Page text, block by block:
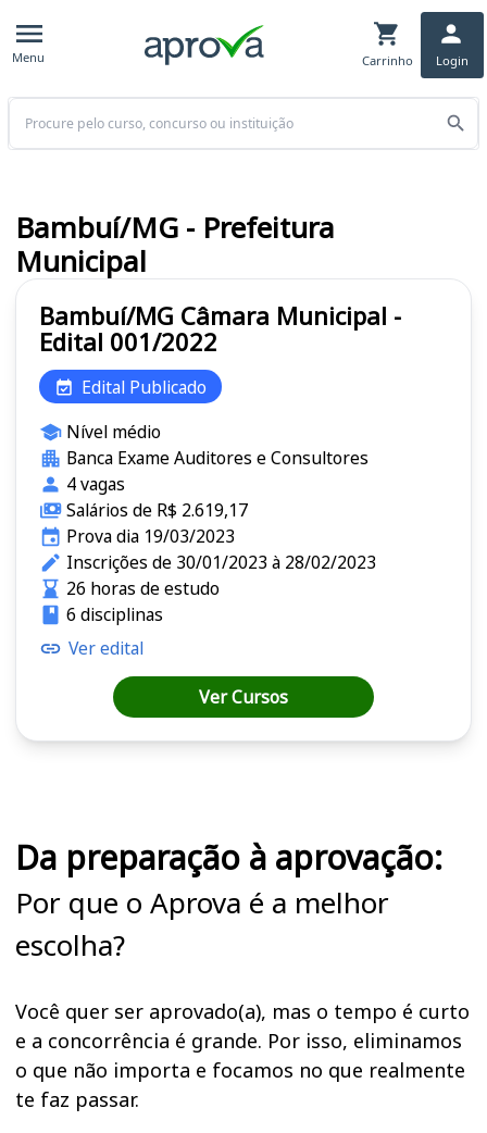
Menu Carrinho Login
Buscar
Bambuí/MG Câmara Municipal -
Edital 001/2022
Edital Publicado
Nível médio
Banca Exame Auditores e Consultores
4 vagas
Salários de R$ 2.619,17
Prova dia 19/03/2023
Inscrições de 30/01/2023 à 28/02/2023
26 horas de estudo
6 disciplinas
Ver edital
Ver Cursos
Bambuí/MG - Prefeitura
Municipal
Da preparação à aprovação:
Por que o Aprova é a melhor
escolha?
Você quer ser aprovado(a), mas o tempo é curto
e a concorrência é grande. Por isso, eliminamos
o que não importa e focamos no que realmente
te faz passar.